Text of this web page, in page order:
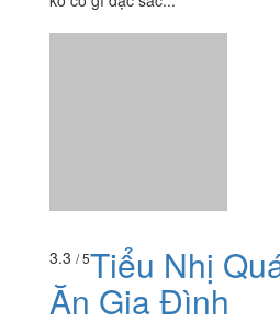
2 Biệt Thự, Tp. Nha Trang, Khánh
foodyuser_bf832d88:Quán nhỏ,